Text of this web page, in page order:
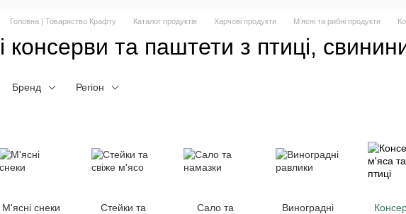
Головна | Товариство Крафту Каталог продуктів Харчові продукти Мʼясні та рибні продукти
консерви та паштети з птиці,
Бренд Регіон
М'ясні снеки
Стейки та
Сало та
Виноградні